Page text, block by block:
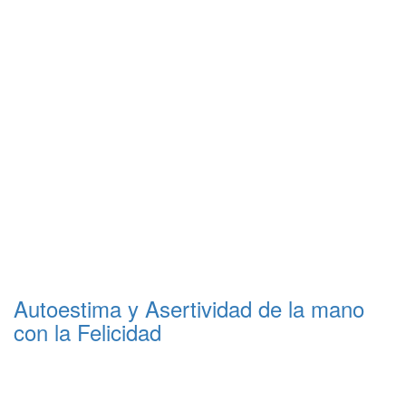
Autoestima y Asertividad de la mano
con la Felicidad